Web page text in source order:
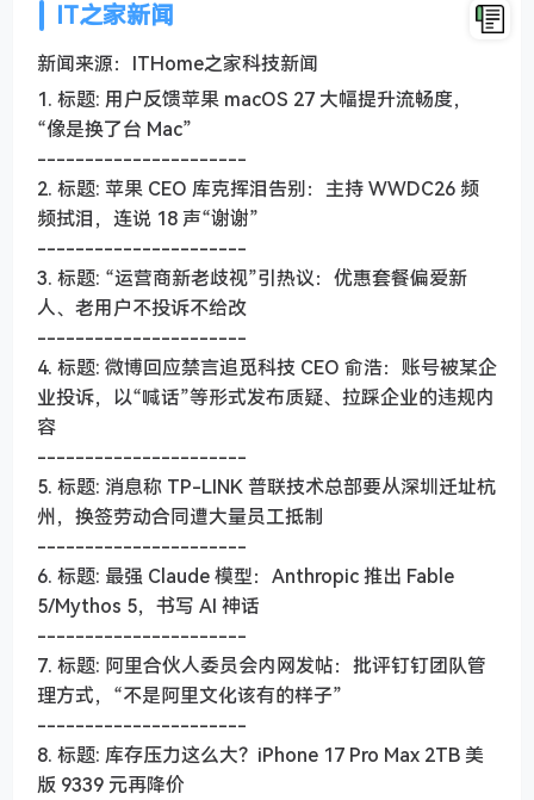
IT之家新闻
新闻来源：ITHome之家科技新闻
1. 标题: 用户反馈苹果 macOS 27 大幅提升流畅度，
“像是换了台 Mac”
----------------------
2. 标题: 苹果 CEO 库克挥泪告别：主持 WWDC26 频
频拭泪，连说 18 声“谢谢”
----------------------
3. 标题: “运营商新老歧视”引热议：优惠套餐偏爱新
人、老用户不投诉不给改
----------------------
4. 标题: 微博回应禁言追觅科技 CEO 俞浩：账号被某企
业投诉，以“喊话”等形式发布质疑、拉踩企业的违规内
容
----------------------
5. 标题: 消息称 TP-LINK 普联技术总部要从深圳迁址杭
州，换签劳动合同遭大量员工抵制
----------------------
6. 标题: 最强 Claude 模型：Anthropic 推出 Fable
5/Mythos 5，书写 AI 神话
----------------------
7. 标题: 阿里合伙人委员会内网发帖：批评钉钉团队管
理方式，“不是阿里文化该有的样子”
----------------------
8. 标题: 库存压力这么大？iPhone 17 Pro Max 2TB 美
版 9339 元再降价